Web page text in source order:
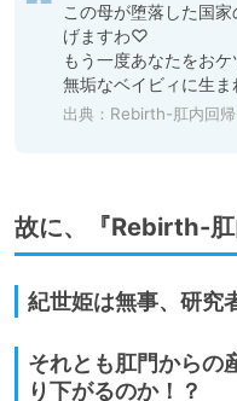
この母が堕落した国
げますわ♡
もう一度あなたをお
無垢なベイビィに生
出典：Rebirth-肛内回
故に、『Rebirth-肛
紀世姫は無事、研究
それとも肛門からの
り下がるのか！？